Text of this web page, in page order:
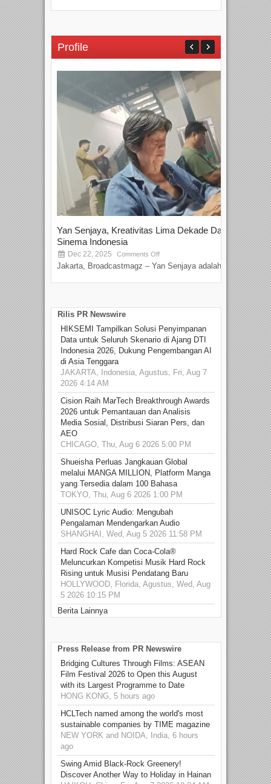
Profile
Yan Senjaya, Kreativitas Lima Dekade Dalam
Sinema Indonesia
Dec 22, 2025 Comments Off
Jakarta, Broadcastmagz – Yan Senjaya adalah...
Rilis PR Newswire
HIKSEMI Tampilkan Solusi Penyimpanan
Data untuk Seluruh Skenario di Ajang DTI
Indonesia 2026, Dukung Pengembangan AI
di Asia Tenggara
JAKARTA, Indonesia, Agustus, Fri, Aug 7
2026 4:14 AM
Cision Raih MarTech Breakthrough Awards
2026 untuk Pemantauan dan Analisis
Media Sosial, Distribusi Siaran Pers, dan
AEO
CHICAGO, Thu, Aug 6 2026 5:00 PM
Shueisha Perluas Jangkauan Global
melalui MANGA MILLION, Platform Manga
yang Tersedia dalam 100 Bahasa
TOKYO, Thu, Aug 6 2026 1:00 PM
UNISOC Lyric Audio: Mengubah
Pengalaman Mendengarkan Audio
SHANGHAI, Wed, Aug 5 2026 11:58 PM
Hard Rock Cafe dan Coca-Cola®
Meluncurkan Kompetisi Musik Hard Rock
Rising untuk Musisi Pendatang Baru
HOLLYWOOD, Florida, Agustus, Wed, Aug
5 2026 10:15 PM
Berita Lainnya
Press Release from PR Newswire
Bridging Cultures Through Films: ASEAN
Film Festival 2026 to Open this August
with its Largest Programme to Date
HONG KONG, 5 hours ago
HCLTech named among the world's most
sustainable companies by TIME magazine
NEW YORK and NOIDA, India, 6 hours
ago
Swing Amid Black‑Rock Greenery!
Discover Another Way to Holiday in Hainan